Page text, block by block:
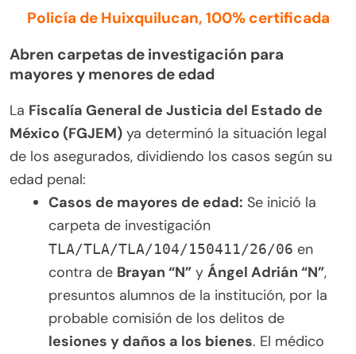
Policía de Huixquilucan, 100% certificada
Abren carpetas de investigación para
mayores y menores de edad
La Fiscalía General de Justicia del Estado de
México (FGJEM) ya determinó la situación legal
de los asegurados, dividiendo los casos según su
edad penal:
Casos de mayores de edad: Se inició la
carpeta de investigación
TLA/TLA/TLA/104/150411/26/06 en
contra de Brayan “N” y Ángel Adrián “N”,
presuntos alumnos de la institución, por la
probable comisión de los delitos de
lesiones y daños a los bienes. El médico